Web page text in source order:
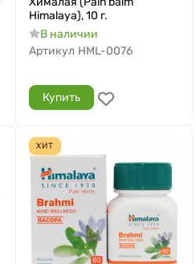
Himalaya), 10 г.
В наличии
Артикул HML-0076
Купить
ХИТ